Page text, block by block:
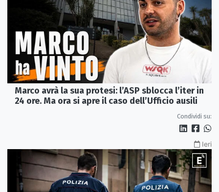
Marco avrà la sua protesi: l’ASP sblocca l’iter in
24 ore. Ma ora si apre il caso dell’Ufficio ausili
Condividi su:
Ieri